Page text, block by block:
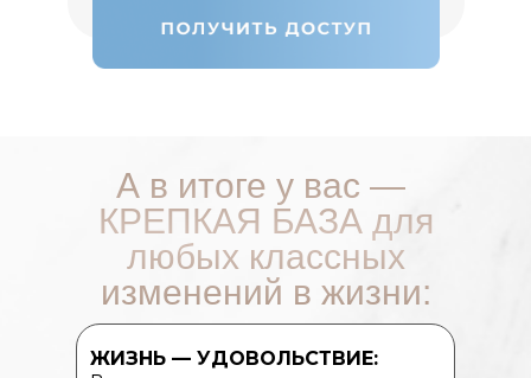
А в итоге у вас —
КРЕПКАЯ БАЗА для
любых классных
изменений в жизни:
ЖИЗНЬ — УДОВОЛЬСТВИЕ: